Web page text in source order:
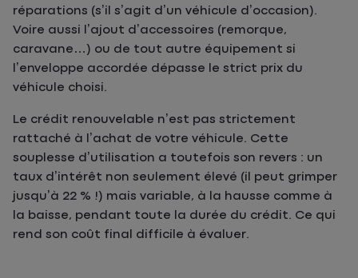
réparations (s’il s’agit d’un véhicule d’occasion).
Voire aussi l’ajout d’accessoires (remorque,
caravane…) ou de tout autre équipement si
l’enveloppe accordée dépasse le strict prix du
véhicule choisi.
Le crédit renouvelable n’est pas strictement
rattaché à l’achat de votre véhicule. Cette
souplesse d’utilisation a toutefois son revers : un
taux d’intérêt non seulement élevé (il peut grimper
jusqu’à 22 % !) mais variable, à la hausse comme à
la baisse, pendant toute la durée du crédit. Ce qui
rend son coût final difficile à évaluer.